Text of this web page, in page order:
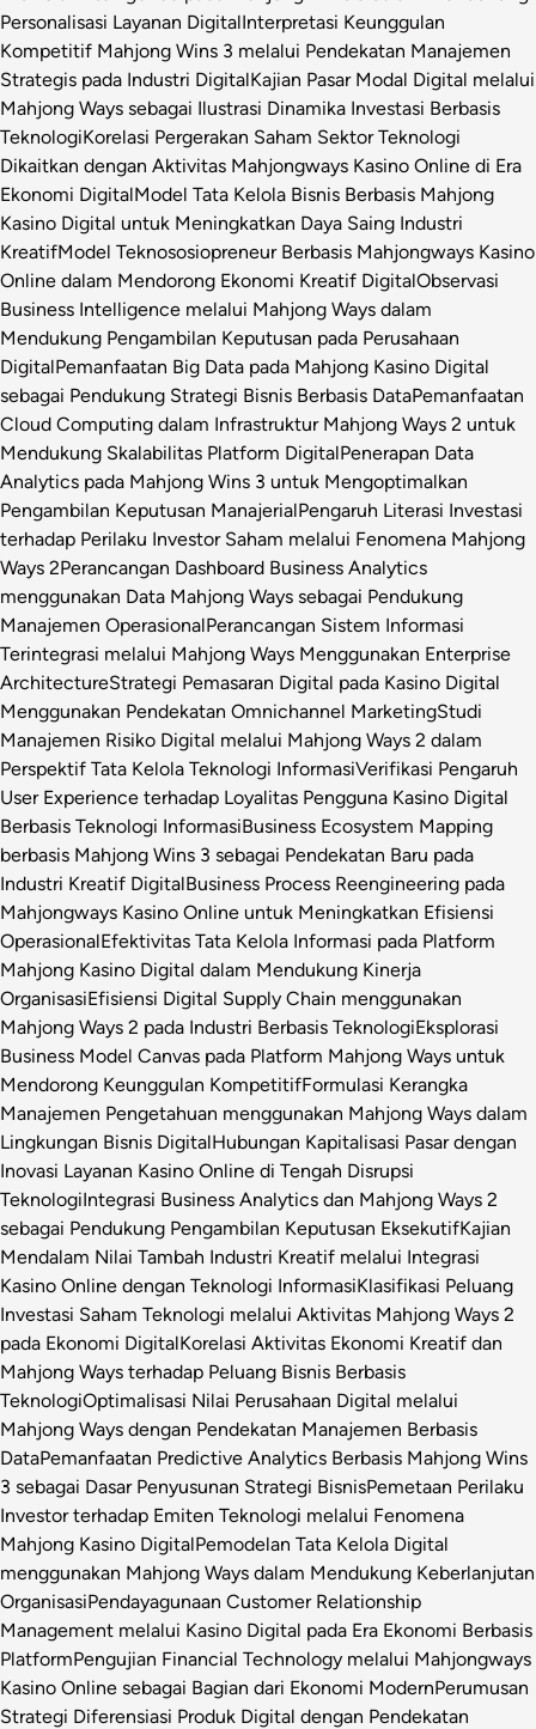
Personalisasi Layanan DigitalInterpretasi Keunggulan
Kompetitif Mahjong Wins 3 melalui Pendekatan Manajemen
Strategis pada Industri DigitalKajian Pasar Modal Digital melalui
Mahjong Ways sebagai Ilustrasi Dinamika Investasi Berbasis
TeknologiKorelasi Pergerakan Saham Sektor Teknologi
Dikaitkan dengan Aktivitas Mahjongways Kasino Online di Era
Ekonomi DigitalModel Tata Kelola Bisnis Berbasis Mahjong
Kasino Digital untuk Meningkatkan Daya Saing Industri
KreatifModel Teknososiopreneur Berbasis Mahjongways Kasino
Online dalam Mendorong Ekonomi Kreatif DigitalObservasi
Business Intelligence melalui Mahjong Ways dalam
Mendukung Pengambilan Keputusan pada Perusahaan
DigitalPemanfaatan Big Data pada Mahjong Kasino Digital
sebagai Pendukung Strategi Bisnis Berbasis DataPemanfaatan
Cloud Computing dalam Infrastruktur Mahjong Ways 2 untuk
Mendukung Skalabilitas Platform DigitalPenerapan Data
Analytics pada Mahjong Wins 3 untuk Mengoptimalkan
Pengambilan Keputusan ManajerialPengaruh Literasi Investasi
terhadap Perilaku Investor Saham melalui Fenomena Mahjong
Ways 2Perancangan Dashboard Business Analytics
menggunakan Data Mahjong Ways sebagai Pendukung
Manajemen OperasionalPerancangan Sistem Informasi
Terintegrasi melalui Mahjong Ways Menggunakan Enterprise
ArchitectureStrategi Pemasaran Digital pada Kasino Digital
Menggunakan Pendekatan Omnichannel MarketingStudi
Manajemen Risiko Digital melalui Mahjong Ways 2 dalam
Perspektif Tata Kelola Teknologi InformasiVerifikasi Pengaruh
User Experience terhadap Loyalitas Pengguna Kasino Digital
Berbasis Teknologi InformasiBusiness Ecosystem Mapping
berbasis Mahjong Wins 3 sebagai Pendekatan Baru pada
Industri Kreatif DigitalBusiness Process Reengineering pada
Mahjongways Kasino Online untuk Meningkatkan Efisiensi
OperasionalEfektivitas Tata Kelola Informasi pada Platform
Mahjong Kasino Digital dalam Mendukung Kinerja
OrganisasiEfisiensi Digital Supply Chain menggunakan
Mahjong Ways 2 pada Industri Berbasis TeknologiEksplorasi
Business Model Canvas pada Platform Mahjong Ways untuk
Mendorong Keunggulan KompetitifFormulasi Kerangka
Manajemen Pengetahuan menggunakan Mahjong Ways dalam
Lingkungan Bisnis DigitalHubungan Kapitalisasi Pasar dengan
Inovasi Layanan Kasino Online di Tengah Disrupsi
TeknologiIntegrasi Business Analytics dan Mahjong Ways 2
sebagai Pendukung Pengambilan Keputusan EksekutifKajian
Mendalam Nilai Tambah Industri Kreatif melalui Integrasi
Kasino Online dengan Teknologi InformasiKlasifikasi Peluang
Investasi Saham Teknologi melalui Aktivitas Mahjong Ways 2
pada Ekonomi DigitalKorelasi Aktivitas Ekonomi Kreatif dan
Mahjong Ways terhadap Peluang Bisnis Berbasis
TeknologiOptimalisasi Nilai Perusahaan Digital melalui
Mahjong Ways dengan Pendekatan Manajemen Berbasis
DataPemanfaatan Predictive Analytics Berbasis Mahjong Wins
3 sebagai Dasar Penyusunan Strategi BisnisPemetaan Perilaku
Investor terhadap Emiten Teknologi melalui Fenomena
Mahjong Kasino DigitalPemodelan Tata Kelola Digital
menggunakan Mahjong Ways dalam Mendukung Keberlanjutan
OrganisasiPendayagunaan Customer Relationship
Management melalui Kasino Digital pada Era Ekonomi Berbasis
PlatformPengujian Financial Technology melalui Mahjongways
Kasino Online sebagai Bagian dari Ekonomi ModernPerumusan
Strategi Diferensiasi Produk Digital dengan Pendekatan